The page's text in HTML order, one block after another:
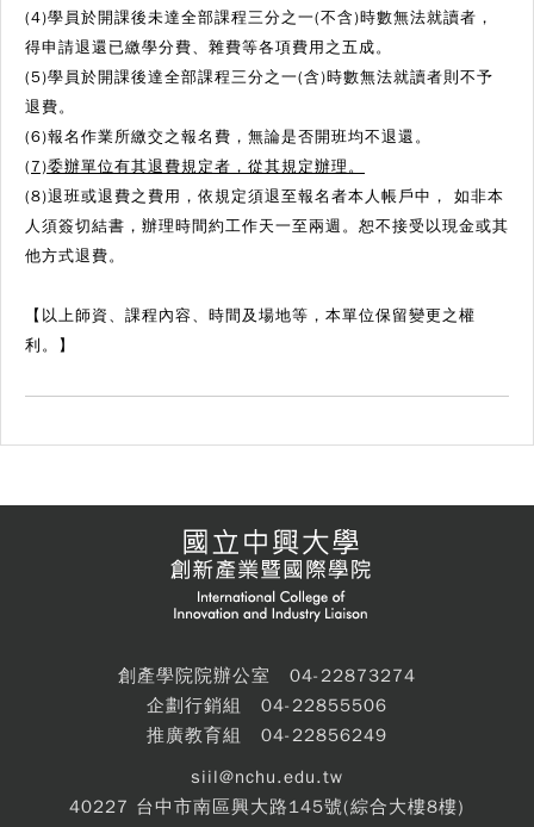
(4)學員於開課後未達全部課程三分之一(不含)時數無法就讀者，
得申請退還已繳學分費、雜費等各項費用之五成。
(5)學員於開課後達全部課程三分之一(含)時數無法就讀者則不予
退費。
(6)報名作業所繳交之報名費，無論是否開班均不退還。
(7)委辦單位有其退費規定者，從其規定辦理。
(8)退班或退費之費用，依規定須退至報名者本人帳戶中， 如非本
人須簽切結書，辦理時間約工作天一至兩週。恕不接受以現金或其
他方式退費。
【以上師資、課程內容、時間及場地等，本單位保留變更之權
利。】
創產學院院辦公室 04-22873274
企劃行銷組 04-22855506
推廣教育組 04-22856249
siil@nchu.edu.tw
40227 台中市南區興大路145號(綜合大樓8樓)